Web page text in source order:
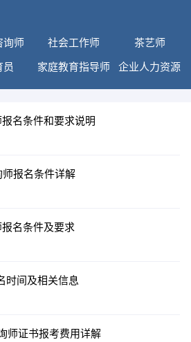
询师 社会工作师 茶艺师
员 家庭教育指导师 企业人力资源
名条件和要求说明
师报名条件详解
名条件及要求
时间及相关信息
师证书报考费用详解